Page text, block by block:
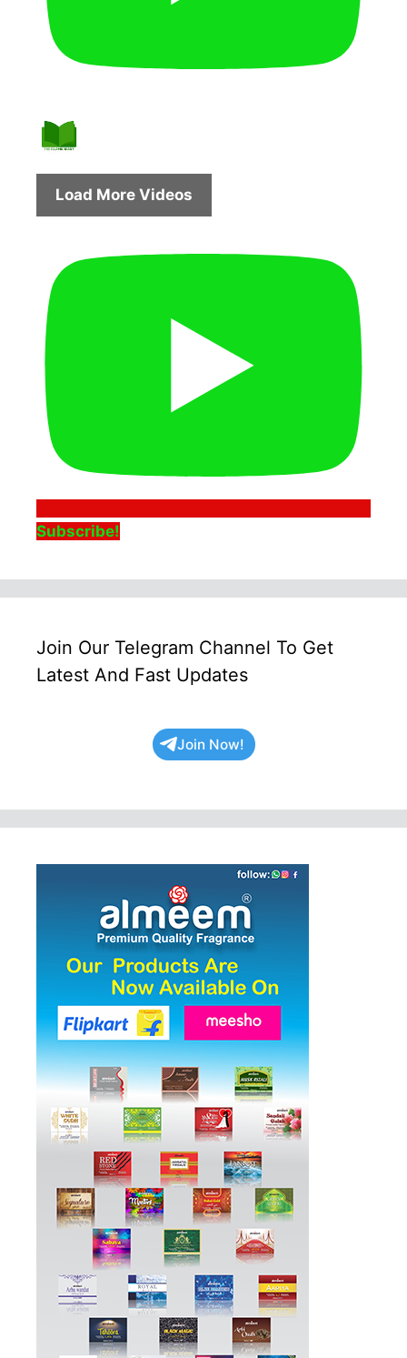
Load More Videos
Subscribe!
Join Our Telegram Channel To Get
Latest And Fast Updates
Join Now!